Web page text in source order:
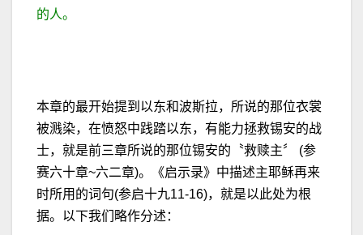
的人。
本章的最开始提到以东和波斯拉，所说的那位衣裳
被溅染，在愤怒中践踏以东，有能力拯救锡安的战
士，就是前三章所说的那位锡安的〝救赎主〞 (参
赛六十章~六二章)。《启示录》中描述主耶稣再来
时所用的词句(参启十九11-16)，就是以此处为根
据。以下我们略作分述：